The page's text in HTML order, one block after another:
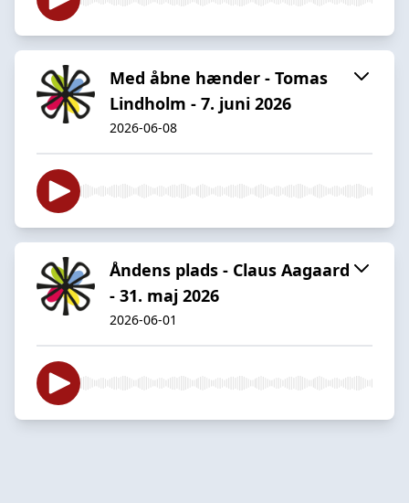
Med åbne hænder - Tomas
Lindholm - 7. juni 2026
2026-06-08
Åndens plads - Claus Aagaard
- 31. maj 2026
2026-06-01